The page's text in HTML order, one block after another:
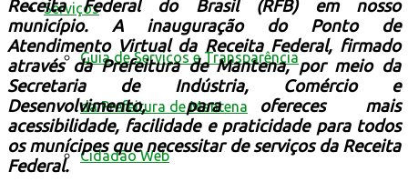
Serviços
Guia de Serviços e Transparência
da Prefeitura de Mantena
Cidadão Web
Receita Federal do Brasil (RFB) em nosso
município. A inauguração do Ponto de
Atendimento Virtual da Receita Federal, firmado
através da Prefeitura de Mantena, por meio da
Secretaria de Indústria, Comércio e
Desenvolvimento, para ofereces mais
acessibilidade, facilidade e praticidade para todos
os munícipes que necessitar de serviços da Receita
Federal.